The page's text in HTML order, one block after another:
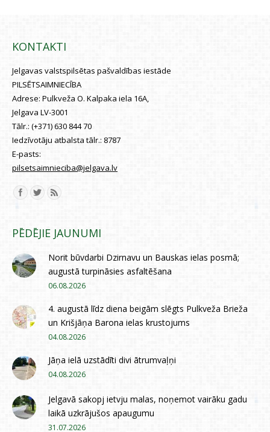
KONTAKTI
Jelgavas valstspilsētas pašvaldības iestāde
PILSĒTSAIMNIECĪBA
Adrese: Pulkveža O. Kalpaka iela 16A,
Jelgava LV-3001
Tālr.: (+371) 630 844 70
Iedzīvotāju atbalsta tālr.: 8787
E-pasts:
pilsetsaimnieciba@jelgava.lv
Find us on:
PĒDĒJIE JAUNUMI
Norit būvdarbi Dzirnavu un Bauskas ielas posmā;
augustā turpināsies asfaltēšana
06.08.2026
4. augustā līdz diena beigām slēgts Pulkveža Brieža
un Krišjāņa Barona ielas krustojums
04.08.2026
Jāņa ielā uzstādīti divi ātrumvaļņi
04.08.2026
Jelgavā sakopj ietvju malas, noņemot vairāku gadu
laikā uzkrājušos apaugumu
31.07.2026